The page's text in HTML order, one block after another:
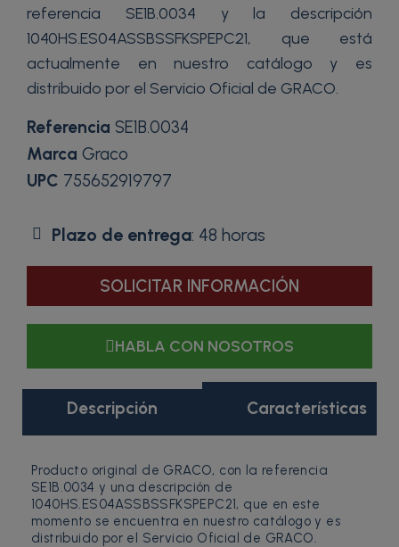
referencia SE1B.0034 y la descripción
1040HS.ES04ASSBSSFKSPEPC21, que está
actualmente en nuestro catálogo y es
distribuido por el Servicio Oficial de GRACO.
Referencia SE1B.0034
Marca Graco
UPC 755652919797
Plazo de entrega: 48 horas
SOLICITAR INFORMACIÓN
HABLA CON NOSOTROS
Descripción Características
Producto original de GRACO, con la referencia
SE1B.0034 y una descripción de
1040HS.ES04ASSBSSFKSPEPC21, que en este
momento se encuentra en nuestro catálogo y es
distribuido por el Servicio Oficial de GRACO.